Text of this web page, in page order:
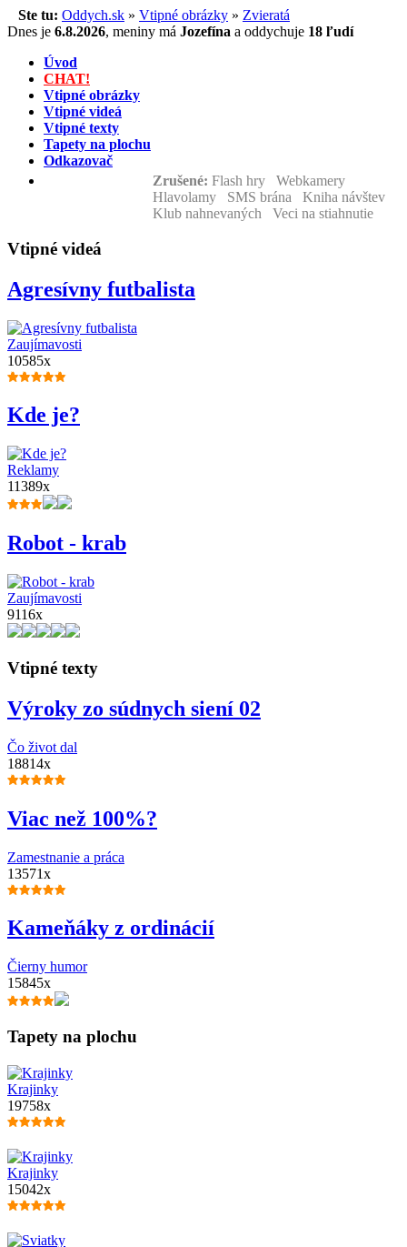
Ste tu: Oddych.sk » Vtipné obrázky » Zvieratá
Dnes je 6.8.2026, meniny má Jozefína a oddychuje 18 ľudí
Úvod
CHAT!
Vtipné obrázky
Vtipné videá
Vtipné texty
Tapety na plochu
Odkazovač
Zrušené: Flash hry Webkamery
Hlavolamy SMS brána Kniha návštev
Klub nahnevaných Veci na stiahnutie
Vtipné videá
Agresívny futbalista
Zaujímavosti
10585x
Kde je?
Reklamy
11389x
Robot - krab
Zaujímavosti
9116x
Vtipné texty
Výroky zo súdnych siení 02
Čo život dal
18814x
Viac než 100%?
Zamestnanie a práca
13571x
Kameňáky z ordinácií
Čierny humor
15845x
Tapety na plochu
Krajinky
19758x
Krajinky
15042x